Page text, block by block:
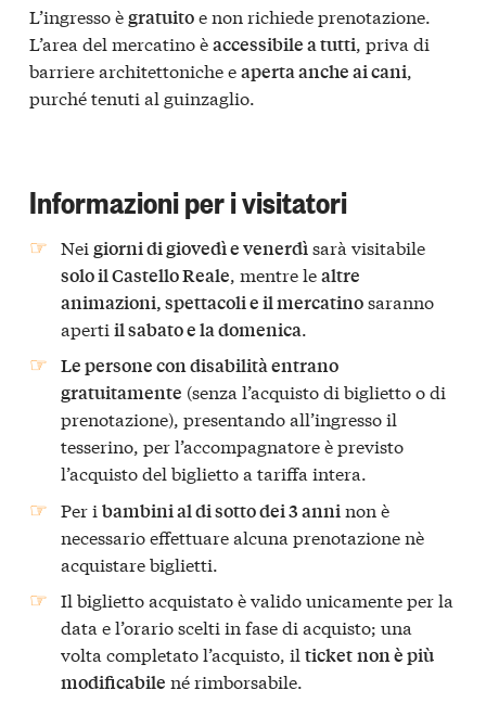
L’ingresso ègratuitoe non richiede prenotazione.
L’area del mercatino èaccessibile a tutti, priva di
barriere architettoniche eaperta anche ai cani,
purché tenuti al guinzaglio.
Informazioni per i visitatori
Neigiorni di giovedì e venerdìsarà visitabile
solo il Castello Reale, mentre lealtre
animazioni, spettacoli e il mercatinosaranno
apertiil sabato e la domenica.
Le persone con disabilità entrano
gratuitamente (senza l’acquisto di biglietto o di
prenotazione), presentando all’ingresso il
tesserino, per l’accompagnatore è previsto
l’acquisto del biglietto a tariffa intera.
Per ibambini al di sotto dei 3 anni non è
necessario effettuare alcuna prenotazione nè
acquistare biglietti.
Il biglietto acquistato è valido unicamente per la
data e l’orario scelti in fase di acquisto; una
volta completato l’acquisto, ilticketnon è più
modificabile né rimborsabile.